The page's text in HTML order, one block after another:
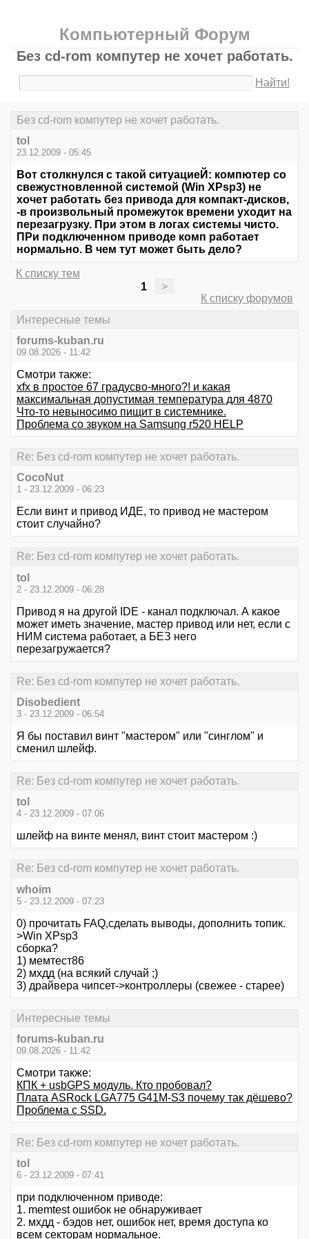
Компьютерный Форум
Без cd-rom компутер не хочет работать.
Найти!
Без cd-rom компутер не хочет работать.
tol
23.12.2009 - 05:45
Вот столкнулся с такой ситуациеЙ: компютер со
свежустновленной системой (Win XPsp3) не
хочет работать без привода для компакт-дисков,
-в произвольный промежуток времени уходит на
перезагрузку. При этом в логах системы чисто.
ПРи подключенном приводе комп работает
нормально. В чем тут может быть дело?
К списку тем
1
>
К списку форумов
Интересные темы
forums-kuban.ru
09.08.2026 - 11:42
Смотри также:
xfx в простое 67 градусво-много?! и какая
максимальная допустимая температура для 4870
Что-то невыносимо пищит в системнике.
Проблема со звуком на Samsung r520 HELP
Re: Без cd-rom компутер не хочет работать.
CocoNut
1 - 23.12.2009 - 06:23
Если винт и привод ИДЕ, то привод не мастером
стоит случайно?
Re: Без cd-rom компутер не хочет работать.
tol
2 - 23.12.2009 - 06:28
Привод я на другой IDE - канал подключал. А какое
может иметь значение, мастер привод или нет, если с
НИМ система работает, а БЕЗ него
перезагружается?
Re: Без cd-rom компутер не хочет работать.
Disobedient
3 - 23.12.2009 - 06:54
Я бы поставил винт "мастером" или "синглом" и
сменил шлейф.
Re: Без cd-rom компутер не хочет работать.
tol
4 - 23.12.2009 - 07:06
шлейф на винте менял, винт стоит мастером :)
Re: Без cd-rom компутер не хочет работать.
whoim
5 - 23.12.2009 - 07:23
0) прочитать FAQ,сделать выводы, дополнить топик.
>Win XPsp3
сборка?
1) мемтест86
2) мхдд (на всякий случай ;)
3) драйвера чипсет->контроллеры (свежее - старее)
Интересные темы
forums-kuban.ru
09.08.2026 - 11:42
Смотри также:
КПК + usbGPS модуль. Кто пробовал?
Плата ASRock LGA775 G41M-S3 почему так дёшево?
Проблема с SSD.
Re: Без cd-rom компутер не хочет работать.
tol
6 - 23.12.2009 - 07:41
при подключенном приводе:
1. memtest ошибок не обнаруживает
2. мхдд - бэдов нет, ошибок нет, время доступа ко
всем секторам нормальное.